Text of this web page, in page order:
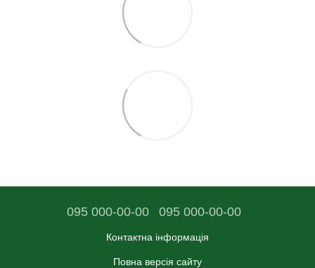
095 000-00-00 095 000-00-00
Контактна інформація
Повна версія сайту